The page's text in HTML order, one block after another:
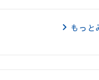
もっと